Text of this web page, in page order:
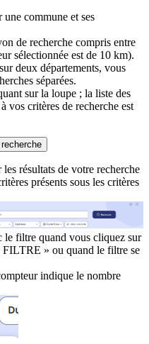
une commune et ses
de recherche compris entre
sélectionnée est de 10 km).
deux départements, vous
séparées.
sur la loupe ; la liste des
vos critères de recherche est
résultats de votre recherche
présents sous les critères
le filtre quand vous cliquez sur
» ou quand le filtre se
indique le nombre